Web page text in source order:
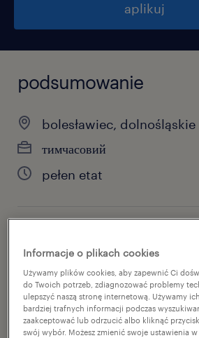
aplikuj
podsumowanie
bolesławiec, dolnośląskie
тимчасовий
pełen etat
виробництво
reference number
46823115
Informacje o plikach cookies
Używamy plików cookies, aby zapewnić Ci
do Twoich potrzeb, zdiagnozować problemy
ulepszyć naszą stronę internetową. Używamy
bardziej trafnych informacji podczas
zaakceptować lub odrzucić albo kliknąć
swój wybór. Możesz zmienić swoje ustawienia